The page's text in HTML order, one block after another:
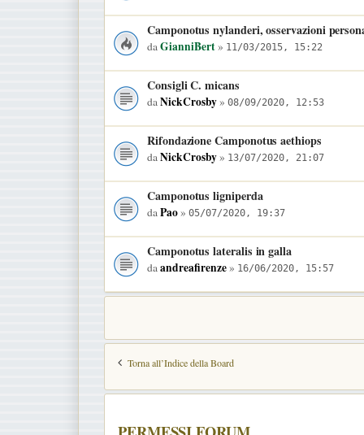
Camponotus nylanderi, osservazioni
daGianniBert» 11/03/2015, 15:22
Consigli C. micans
daNickCrosby» 08/09/2020, 12:53
Rifondazione Camponotus aethiops
daNickCrosby» 13/07/2020, 21:07
Camponotus ligniperda
daPao» 05/07/2020, 19:37
Camponotus lateralis in galla
daandreafirenze» 16/06/2020, 15:57
Torna all’Indice della Board